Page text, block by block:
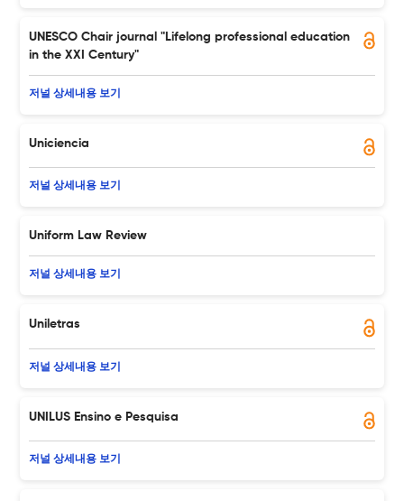
UNESCO Chair journal "Lifelong professional education
in the XXI Century"
저널 상세내용 보기
Uniciencia
저널 상세내용 보기
Uniform Law Review
저널 상세내용 보기
Uniletras
저널 상세내용 보기
UNILUS Ensino e Pesquisa
저널 상세내용 보기